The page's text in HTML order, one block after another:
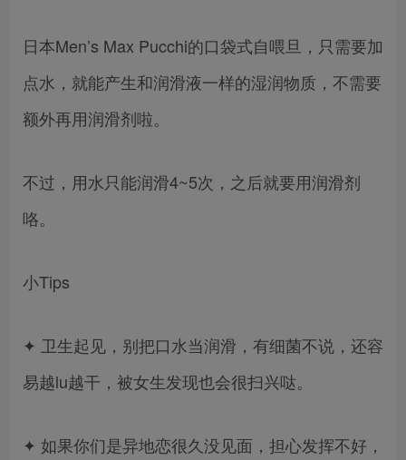
日本Men’s Max Pucchi的口袋式自喂旦，只需要加
点水，就能产生和润滑液一样的湿润物质，不需要
额外再用润滑剂啦。
不过，用水只能润滑4~5次，之后就要用润滑剂
咯。
小Tips
✦ 卫生起见，别把口水当润滑，有细菌不说，还容
易越lu越干，被女生发现也会很扫兴哒。
✦ 如果你们是异地恋很久没见面，担心发挥不好，